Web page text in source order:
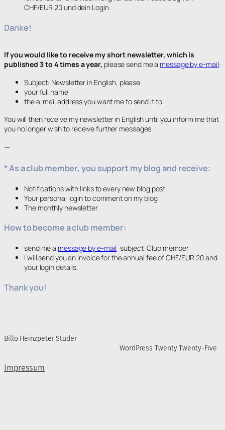
CHF/EUR 20 und dein Login.
Danke!
If you would like to receive my short newsletter, which is
published 3 to 4 times a year, please send me a message by e-mail:
Subject: Newsletter in English, please
your full name
the e-mail address you want me to send it to.
You will then receive my newsletter in English until you inform me that
you no longer wish to receive further messages.
—
*As a club member, you support my blogand receive:
Notifications with links to every new blog post
Your personal login to comment on my blog
The monthly newsletter
How to become a club member:
send me a message by e-mail: subject: Club member
I will send you an invoice for the annual fee of CHF/EUR 20 and
your login details.
Thank you!
Billo Heinzpeter Studer
WordPress Twenty Twenty-Five
Impressum